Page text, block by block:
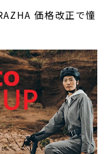
価格改正で憧